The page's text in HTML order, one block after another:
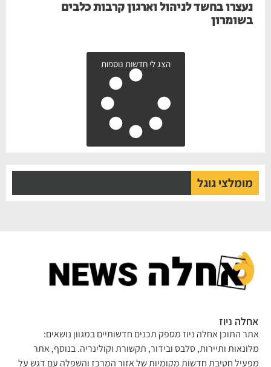
נעצרו בחשד לניהול וארגון קרבות כלבים
בשומרון
הצג לי חדשות נוספות
מומלצי גוגל
אחלה ניוז
אתר התוכן אחלה ניוז מספק תכנים חדשותיים במגוון נושאים:
מלונאות ותיירות, סלבס ובידור, תקשורת וקולינריה. בנוסף, אתר
מפעיל חטיבת חדשות מקומיות של אזור המרכז והשפלה עם דגש על